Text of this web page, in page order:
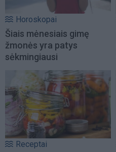
Horoskopai
Šiais mėnesiais gimę
žmonės yra patys
sėkmingiausi
Receptai